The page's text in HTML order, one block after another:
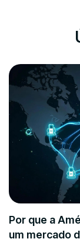
Por que a
um mercado